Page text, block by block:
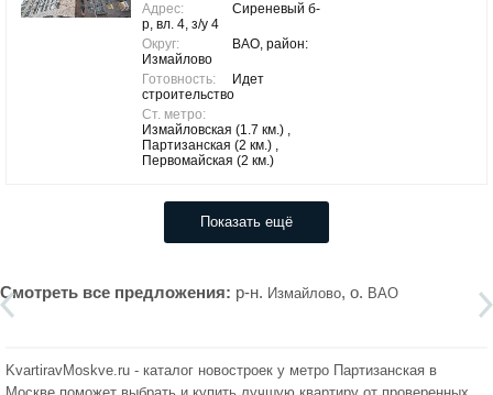
Адрес:
Сиреневый б-
р, вл. 4, з/у 4
Округ:
ВАО, район:
Измайлово
Готовность:
Идет
строительство
Ст. метро:
Измайловская (1.7 км.) ,
Партизанская (2 км.) ,
Первомайская (2 км.)
Показать ещё
Смотреть все предложения: р-н. Измайлово, о. ВАО
KvartiravMoskve.ru - каталог новостроек у метро Партизанская в